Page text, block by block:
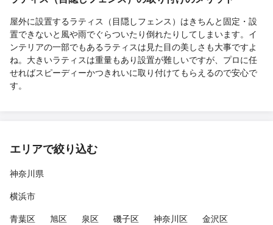
屋外に設置するラティス（目隠しフェンス）はきちんと固定・設
置できないと風や雨でぐらついたり倒れたりしてしまいます。イ
ンテリアの一部でもあるラティスは見た目の美しさも大事ですよ
ね。大きいラティスは重量もあり設置が難しいですが、プロに任
せればスピーディーかつきれいに取り付けてもらえるので安心で
す。
エリアで絞り込む
神奈川県
横浜市
青葉区
旭区 泉区 磯子区 神奈川区
金沢区